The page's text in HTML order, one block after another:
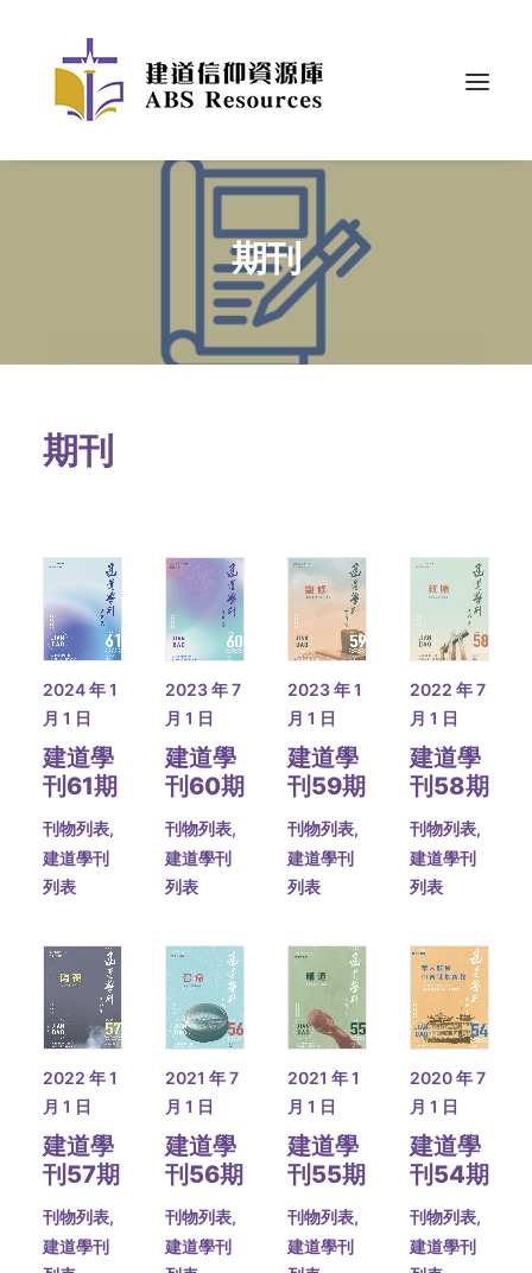
期刊
期刊
2024 年 1
月 1 日
建道學
刊61期
刊物列表,
建道學刊
列表
2023 年 7
月 1 日
建道學
刊60期
刊物列表,
建道學刊
列表
2023 年 1
月 1 日
建道學
刊59期
刊物列表,
建道學刊
列表
2022 年 7
月 1 日
建道學
刊58期
刊物列表,
建道學刊
列表
2022 年 1
月 1 日
建道學
刊57期
刊物列表,
建道學刊
2021 年 7
月 1 日
建道學
刊56期
刊物列表,
建道學刊
2021 年 1
月 1 日
建道學
刊55期
刊物列表,
建道學刊
2020 年 7
月 1 日
建道學
刊54期
刊物列表,
建道學刊